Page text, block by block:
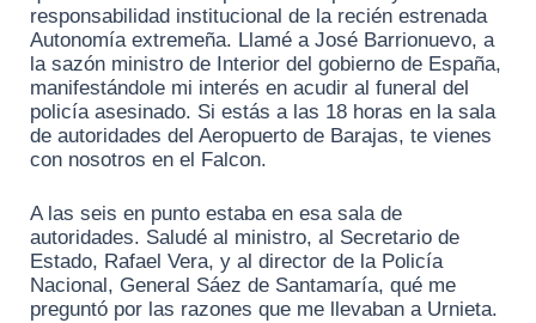
responsabilidad institucional de la recién estrenada
Autonomía extremeña. Llamé a José Barrionuevo, a
la sazón ministro de Interior del gobierno de España,
manifestándole mi interés en acudir al funeral del
policía asesinado. Si estás a las 18 horas en la sala
de autoridades del Aeropuerto de Barajas, te vienes
con nosotros en el Falcon.
A las seis en punto estaba en esa sala de
autoridades. Saludé al ministro, al Secretario de
Estado, Rafael Vera, y al director de la Policía
Nacional, General Sáez de Santamaría, qué me
preguntó por las razones que me llevaban a Urnieta.